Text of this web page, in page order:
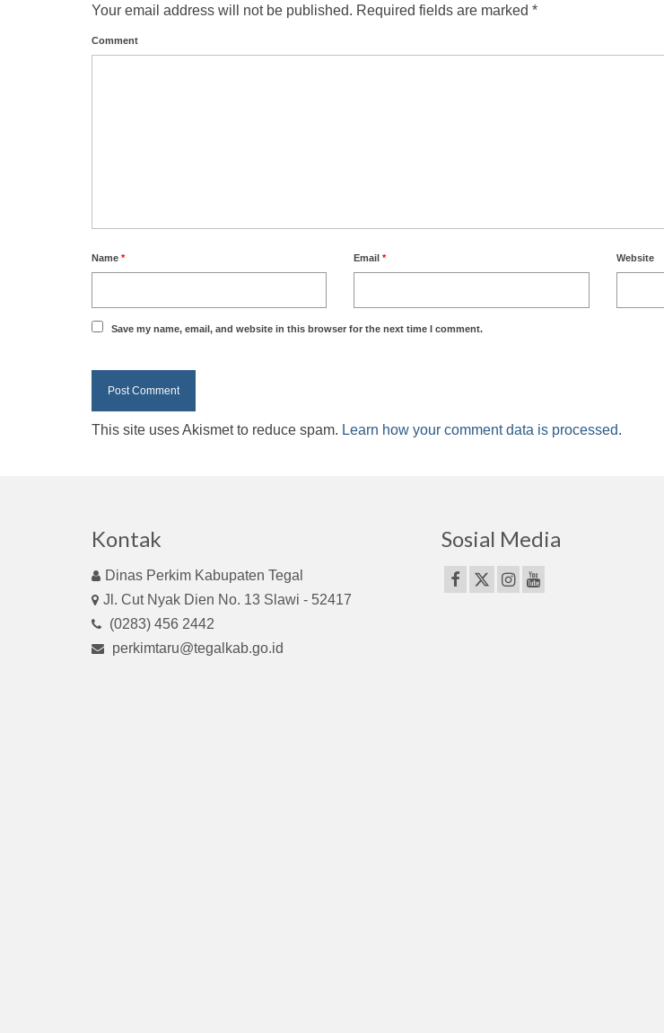
Your email address will not be published. Required fields are marked *
Comment
Name * Email* Website
Save my name, email, and website in this browser for the next time I comment.
This site uses Akismet to reduce spam. Learn how your comment data is processed.
Kontak
Dinas Perkim Kabupaten Tegal
Jl. Cut Nyak Dien No. 13 Slawi - 52417
(0283) 456 2442
perkimtaru@tegalkab.go.id
Sosial Media